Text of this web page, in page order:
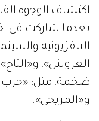
اكتشاف الوجوه
بعدما شاركت في
التلفزيونية
العروش»،
ضخمة، مثل: «حرب
و«المريخي».